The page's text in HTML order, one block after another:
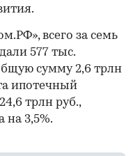
всего за семь
577 тыс.
сумму 2,6 трлн
ипотечный
трлн руб.,
на 3,5%.